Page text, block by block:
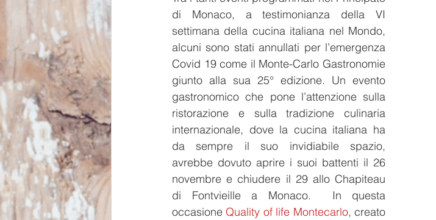
di Monaco, a testimonianza della VI
settimana della cucina italiana nel Mondo,
alcuni sono stati annullati per l’emergenza
Covid 19 come il Monte-Carlo Gastronomie
giunto alla sua 25° edizione. Un evento
gastronomico che pone l’attenzione sulla
ristorazione e sulla tradizione culinaria
internazionale, dove la cucina italiana ha
da sempre il suo invidiabile spazio,
avrebbe dovuto aprire i suoi battenti il 26
novembre e chiudere il 29 allo Chapiteau
di Fontvieille a Monaco.  In questa
occasione Quality of life Montecarlo, creato